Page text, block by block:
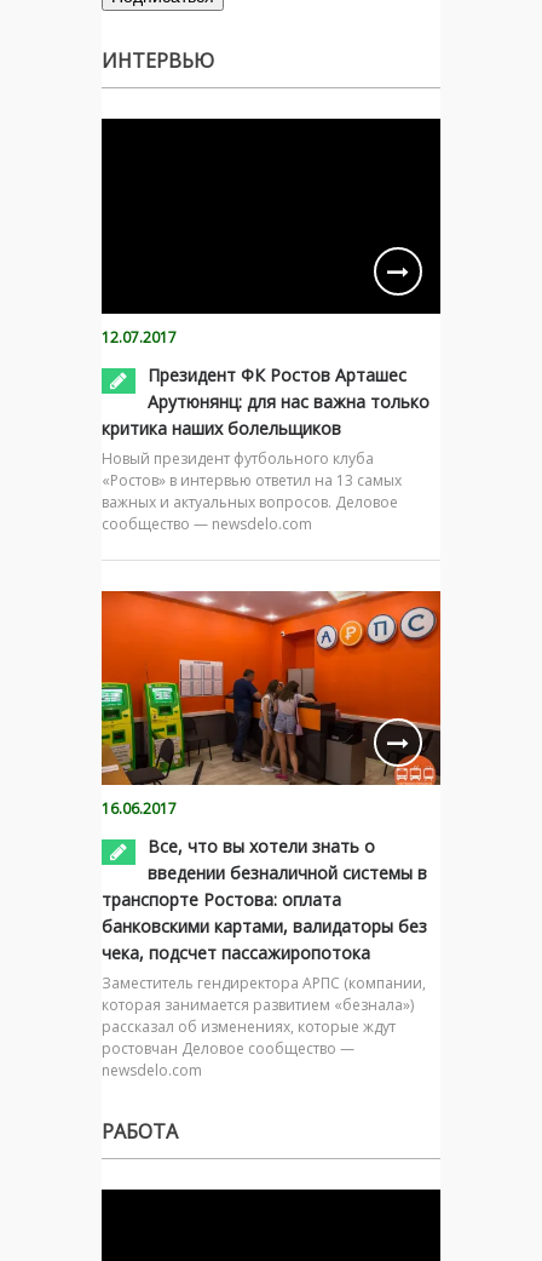
ИНТЕРВЬЮ
12.07.2017
Президент ФК Ростов Арташес
Арутюнянц: для нас важна только
критика наших болельщиков
Новый президент футбольного клуба
«Ростов» в интервью ответил на 13 самых
важных и актуальных вопросов. Деловое
сообщество — newsdelo.com
16.06.2017
Все, что вы хотели знать о
введении безналичной системы в
транспорте Ростова: оплата
банковскими картами, валидаторы без
чека, подсчет пассажиропотока
Заместитель гендиректора АРПС (компании,
которая занимается развитием «безнала»)
рассказал об изменениях, которые ждут
ростовчан Деловое сообщество —
newsdelo.com
РАБОТА